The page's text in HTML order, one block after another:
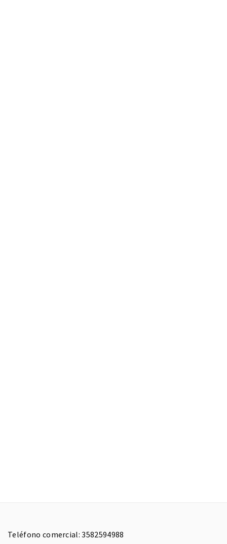
Teléfono comercial: 3582594988